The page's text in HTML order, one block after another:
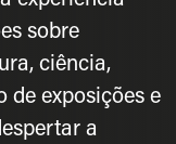
sobre
ciência,
de exposições e
a